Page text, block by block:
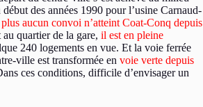
des années 1990 pour l’usine Carnaud-
plus aucun convoi n’atteint Coat-Conq depuis
quartier de la gare, il est en pleine
240 logements en vue. Et la voie ferrée
ville est transformée en voie verte depuis
ces conditions, difficile d’envisager un